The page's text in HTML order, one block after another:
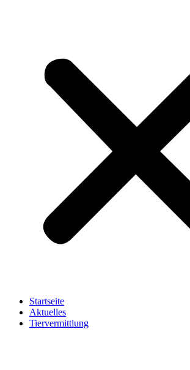
Startseite
Aktuelles
Tiervermittlung